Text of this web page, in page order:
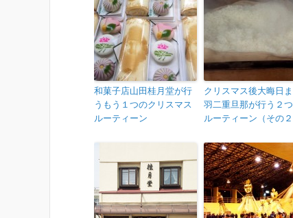
和菓子店山田桂月堂が行
うもう１つのクリスマス
ルーティーン
クリスマス後大晦日
羽二重旦那が行う２
ルーティーン（その２